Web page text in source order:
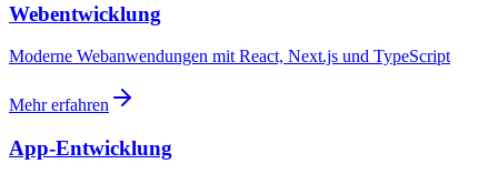
Webentwicklung
Moderne Webanwendungen mit React, Next.js und TypeScript
Mehr erfahren
App-Entwicklung